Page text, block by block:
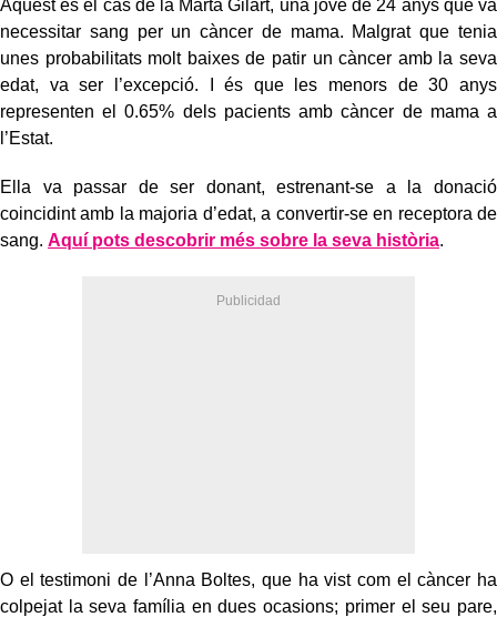
Aquest és el cas de la Marta Gilart, una jove de 24 anys que va
necessitar sang per un càncer de mama. Malgrat que tenia
unes probabilitats molt baixes de patir un càncer amb la seva
edat, va ser l’excepció. I és que les menors de 30 anys
representen el 0.65% dels pacients amb càncer de mama a
l’Estat.
Ella va passar de ser donant, estrenant-se a la donació
coincidint amb la majoria d’edat, a convertir-se en receptora de
sang. Aquí pots descobrir més sobre la seva història.
O el testimoni de l’Anna Boltes, que ha vist com el càncer ha
colpejat la seva família en dues ocasions; primer el seu pare,